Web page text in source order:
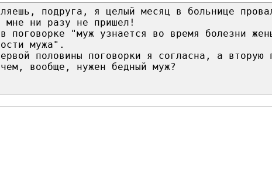
подруга, я целый месяц в больнице
мне ни разу не пришел!
поговорке "муж узнается во время болезни
мужа".
половины поговорки я согласна, а вторую
вообще, нужен бедный муж?